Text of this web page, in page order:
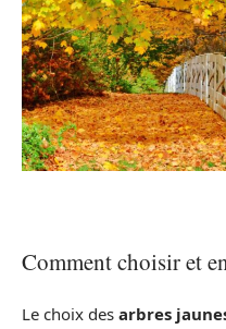
Comment choisir et
Le choix des arbres